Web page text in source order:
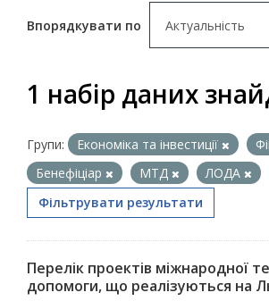
Впорядкувати по
1 набір даних
Групи: Економіка та інвестиції
Бенефіціар
МТД
ЛОДА
Фільтрувати результати
Перелік проектів міжнародної
допомоги, що реалізуються на